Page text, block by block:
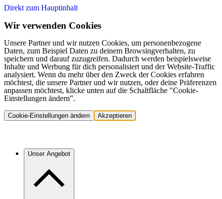
Direkt zum Hauptinhalt
Wir verwenden Cookies
Unsere Partner und wir nutzen Cookies, um personenbezogene
Daten, zum Beispiel Daten zu deinem Browsingverhalten, zu
speichern und darauf zuzugreifen. Dadurch werden beispielsweise
Inhalte und Werbung für dich personalisiert und der Website-Traffic
analysiert. Wenn du mehr über den Zweck der Cookies erfahren
möchtest, die unsere Partner und wir nutzen, oder deine Präferenzen
anpassen möchtest, klicke unten auf die Schaltfläche "Cookie-
Einstellungen ändern".
Cookie-Einstellungen ändern Akzeptieren
Unser Angebot